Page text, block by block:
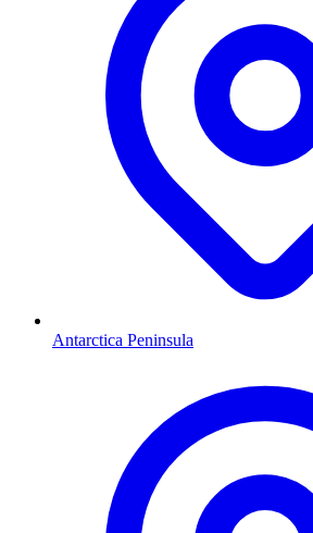
Antarctica Peninsula